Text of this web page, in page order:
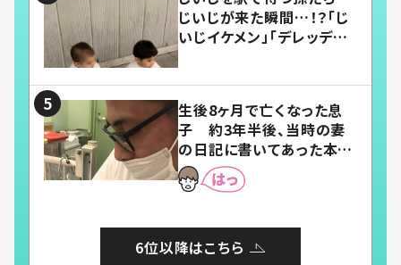
じいじが来た瞬間…！？「じ
いじイケメン」「デレッデレ」
生後8ヶ月で亡くなった息
子 約3年半後、当時の妻
の日記に書いてあった本音
とは
6位以降はこちら